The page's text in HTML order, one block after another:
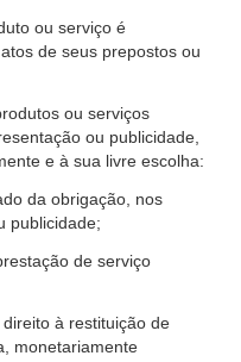
ou serviço é
de seus prepostos ou
ou serviços
ou publicidade,
e à sua livre escolha:
da obrigação, nos
publicidade;
de serviço
à restituição de
monetariamente